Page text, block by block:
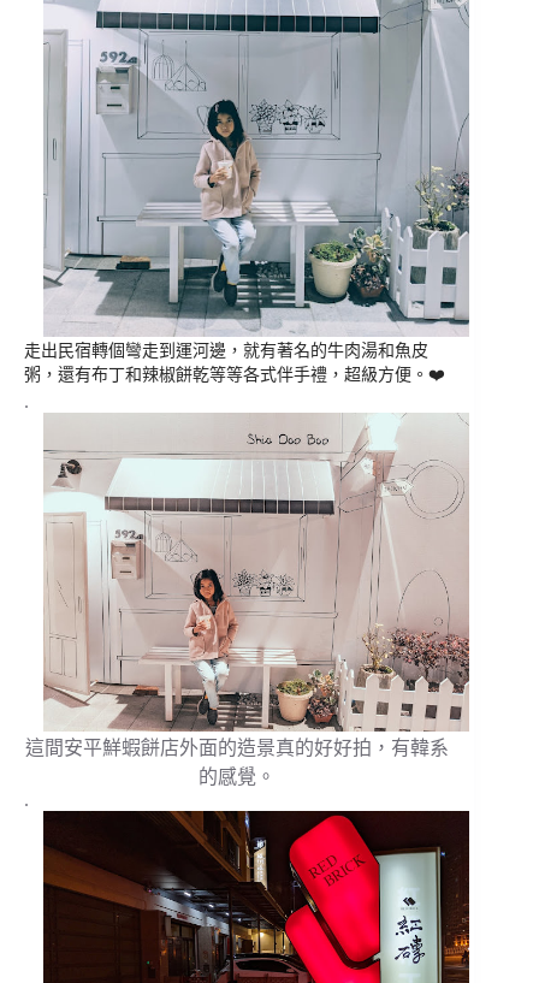
走出民宿轉個彎走到運河邊， 就有著名的牛肉湯和魚皮
粥， 還有布丁和辣椒餅乾等等各式伴手禮， 超級方便。❤️
.
這間安平鮮蝦餅店外面的造景真的好好拍，有韓系
的感覺。
.